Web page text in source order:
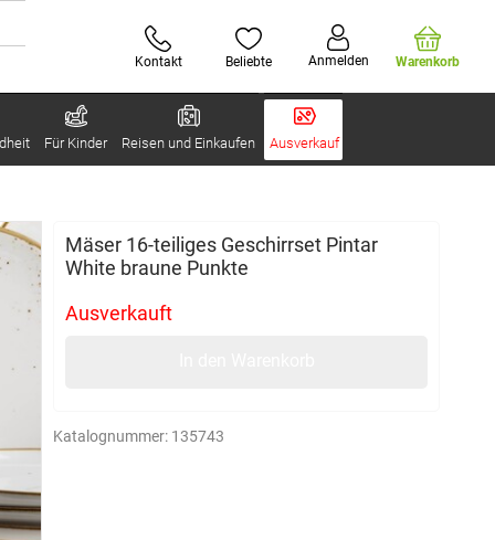
Kontakt Beliebte Anmelden Warenkorb
Für Kinder Reisen und Einkaufen Ausverkauf
Mäser 16-teiliges Geschirrset Pintar
White braune Punkte
Ausverkauft
Katalognummer: 135743